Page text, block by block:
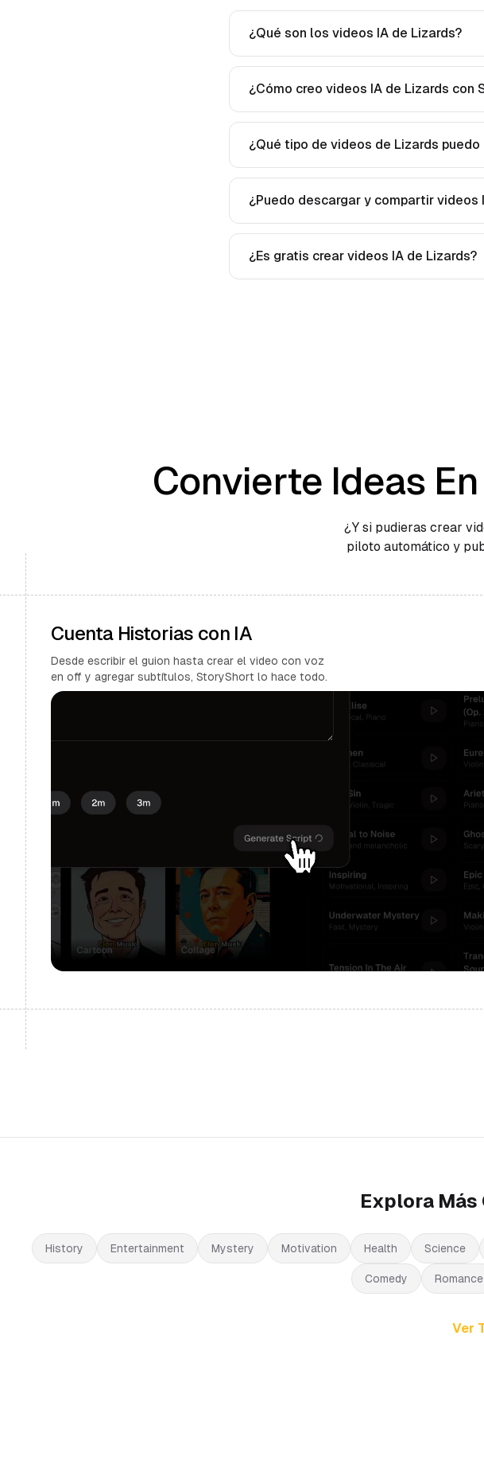
¿Qué son los videos IA de Lizards?
¿Cómo creo videos IA de Lizards con
¿Qué tipo de videos de Lizards puedo
¿Puedo descargar y compartir videos
¿Es gratis crear videos IA de Lizards?
Convierte Ideas
¿Y si pudieras crear
piloto automático y
Cuenta Historias con IA
Desde escribir el guion hasta crear el video con voz
en off y agregar subtítulos, StoryShort lo hace todo.
Explora Más
History Entertainment Mystery Motivation Health Science
Comedy Romance
Ver